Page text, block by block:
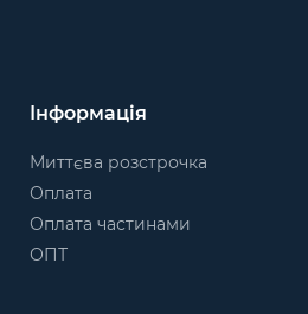
Інформація
Миттєва розстрочка
Оплата
Оплата частинами
ОПТ